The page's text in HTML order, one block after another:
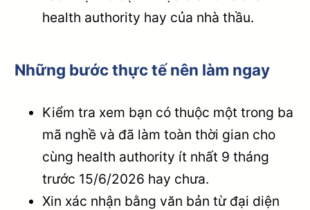
health authority hay của nhà thầu.
Những bước thực tế nên làm ngay
Kiểm tra xem bạn có thuộc một trong ba
mã nghề và đã làm toàn thời gian cho
cùng health authority ít nhất 9 tháng
trước 15/6/2026 hay chưa.
Xin xác nhận bằng văn bản từ đại diện